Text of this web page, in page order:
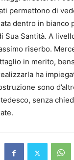
permettono di
dentro in bianco
Sua Santità. A
riserbo.
in merito,
ha
sono
senza